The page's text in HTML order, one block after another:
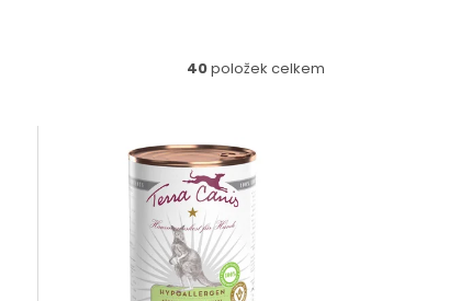
40položek celkem